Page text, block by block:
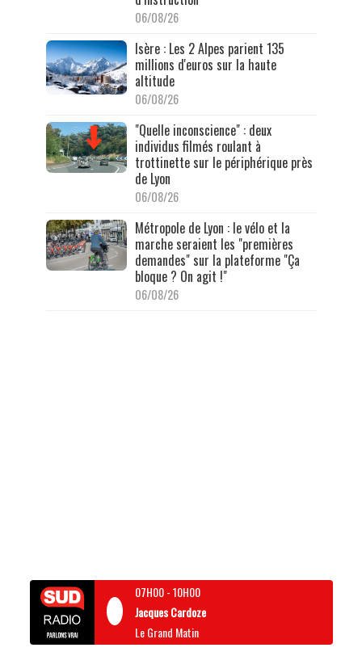
06/08/26
Isère : Les 2 Alpes parient 135
millions d'euros sur la haute
altitude
06/08/26
"Quelle inconscience" : deux
individus filmés roulant à
trottinette sur le périphérique près
de Lyon
06/08/26
Métropole de Lyon : le vélo et la
marche seraient les "premières
demandes" sur la plateforme "Ça
bloque ? On agit !"
06/08/26
07H00-10H00
Jacques Cardoze
Le Grand Matin